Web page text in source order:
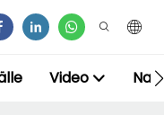
Video